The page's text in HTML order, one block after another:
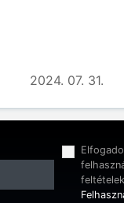
2024. 07. 31.